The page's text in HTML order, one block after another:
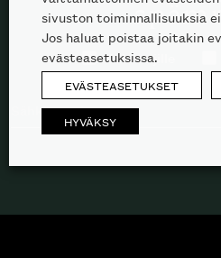
Kuluttajille
sivuston toiminnallisuuksia
Jos haluat poistaa joitakin
evästeasetuksissa.
EVÄSTEASETUKSET
HYVÄKSY